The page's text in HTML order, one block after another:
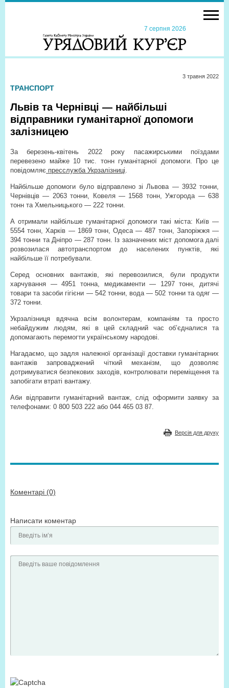
7 серпня 2026
3 травня 2022
ТРАНСПОРТ
Львів та Чернівці — найбільші
відправники гуманітарної допомоги
залізницею
За березень-квітень 2022 року пасажирськими поїздами
перевезено майже 10 тис. тонн гуманітарної допомоги. Про це
повідомляє пресслужба Укрзалізниці.
Найбільше допомоги було відправлено зі Львова — 3932 тонни,
Чернівців — 2063 тонни, Ковеля — 1568 тонн, Ужгорода — 638
тонн та Хмельницького — 222 тонни.
А отримали найбільше гуманітарної допомоги такі міста: Київ —
5554 тонн, Харків — 1869 тонн, Одеса — 487 тонн, Запоріжжя —
394 тонни та Дніпро — 287 тонн. Із зазначених міст допомога далі
розвозилася автотранспортом до населених пунктів, які
найбільше її потребували.
Серед основних вантажів, які перевозилися, були продукти
харчування — 4951 тонна, медикаменти — 1297 тонн, дитячі
товари та засоби гігієни — 542 тонни, вода — 502 тонни та одяг —
372 тонни.
Укрзалізниця вдячна всім волонтерам, компаніям та просто
небайдужим людям, які в цей складний час об’єдналися та
допомагають перемогти українському народові.
Нагадаємо, що задля належної організації доставки гуманітарних
вантажів запроваджений чіткий механізм, що дозволяє
дотримуватися безпекових заходів, контролювати переміщення та
запобігати втраті вантажу.
Аби відправити гуманітарний вантаж, слід оформити заявку за
телефонами: 0 800 503 222 або 044 465 03 87.
Версія для друку
Коментарі (0)
Написати коментар